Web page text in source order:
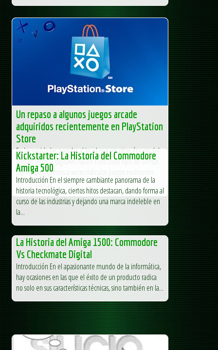
Un repaso a algunos juegos arcade
adquiridos recientemente en PlayStation
Store
En las navidades pasadas al igual que en otras épocas del
año las tiendas digitales hacen todo todo tipo de ofertas
poniendo a precios a veces ridículos juegos realmente...
Arcade maniac
Kickstarter: La Historia del Commodore
Amiga 500
Introducción En el siempre cambiante panorama de la
historia tecnológica, ciertos hitos destacan, dando forma al
curso de las industrias y dejando una marca indeleble en
la...
La Historia del Amiga 1500: Commodore
Vs Checkmate Digital
Introducción En el apasionante mundo de la informática,
hay ocasiones en las que el éxito de un producto radica
no solo en sus características técnicas, sino también en la...